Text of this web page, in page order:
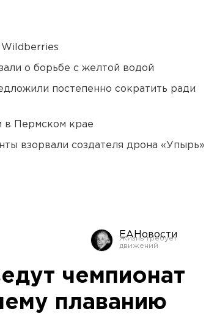
Wildberries
о борьбе с желтой водой
постепенно сократить ради
в Пермском крае
взорвали создателя дрона «Упырь»
ЕАНовости
чемпионат
плаванию